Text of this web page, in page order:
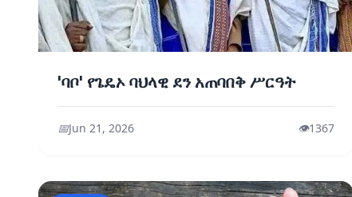
'ባቦ' የጌዴኦ ባህላዊ ደን አጠባበቅ ሥርዓት
📅Jun 21, 2026 👁️1367